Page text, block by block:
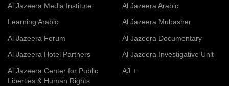
Al Jazeera Media Institute
Learning Arabic
Al Jazeera Forum
Al Jazeera Hotel Partners
Al Jazeera Center for Public
Liberties & Human Rights
Al Jazeera Arabic
Al Jazeera Mubasher
Al Jazeera Documentary
Al Jazeera Investigative Unit
AJ +